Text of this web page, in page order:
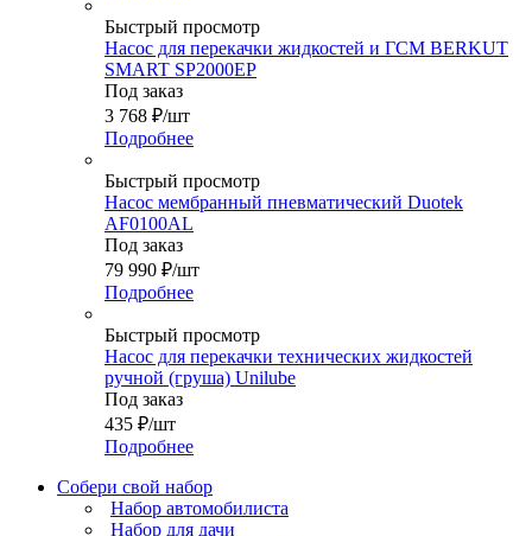
Быстрый просмотр
Насос для перекачки жидкостей и ГСМ BERKUT
SMART SP2000ЕР
Под заказ
3 768 ₽/шт
Подробнее
Быстрый просмотр
Насос мембранный пневматический Duotek
AF0100AL
Под заказ
79 990 ₽/шт
Подробнее
Быстрый просмотр
Насос для перекачки технических жидкостей
ручной (груша) Unilube
Под заказ
435 ₽/шт
Подробнее
Собери свой набор
Набор автомобилиста
Набор для дачи